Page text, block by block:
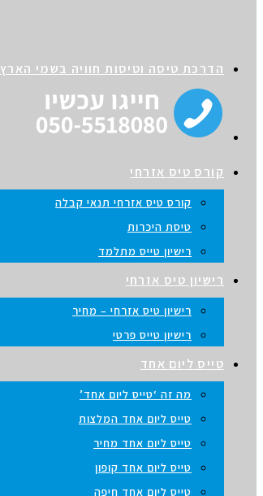
הדרכת טיסה וטיסות חוויה בשמי הארץ
קורס טיס אזרחי
קורס טיס אזרחי תנאי קבלה
טיסת היכרות
רישיון טייס מתלמד
רישיון טיס אזרחי
רישיון טיס אזרחי – מחיר
רישיון טייס פרטי
טייס ליום אחד
מה זה ‘טייס ליום אחד’
טייס ליום אחד המלצות
טייס ליום אחד מחיר
טייס ליום אחד קופון
טייס ליום אחד חיפה